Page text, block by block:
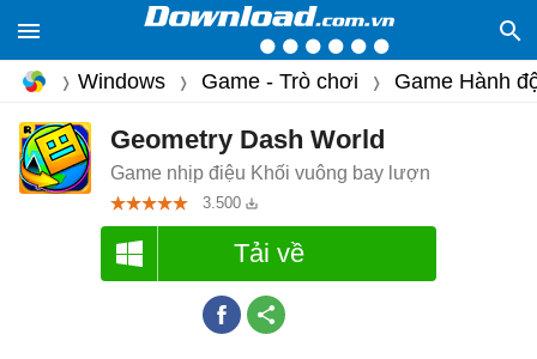
Windows Game - Trò chơi Game Hành
Geometry Dash World
Game nhịp điệu Khối vuông bay lượn
3.500
Tải về